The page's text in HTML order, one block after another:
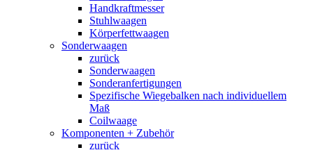
Handkraftmesser
Stuhlwaagen
Körperfettwaagen
Sonderwaagen
zurück
Sonderwaagen
Sonderanfertigungen
Spezifische Wiegebalken nach individuellem
Maß
Coilwaage
Komponenten + Zubehör
zurück